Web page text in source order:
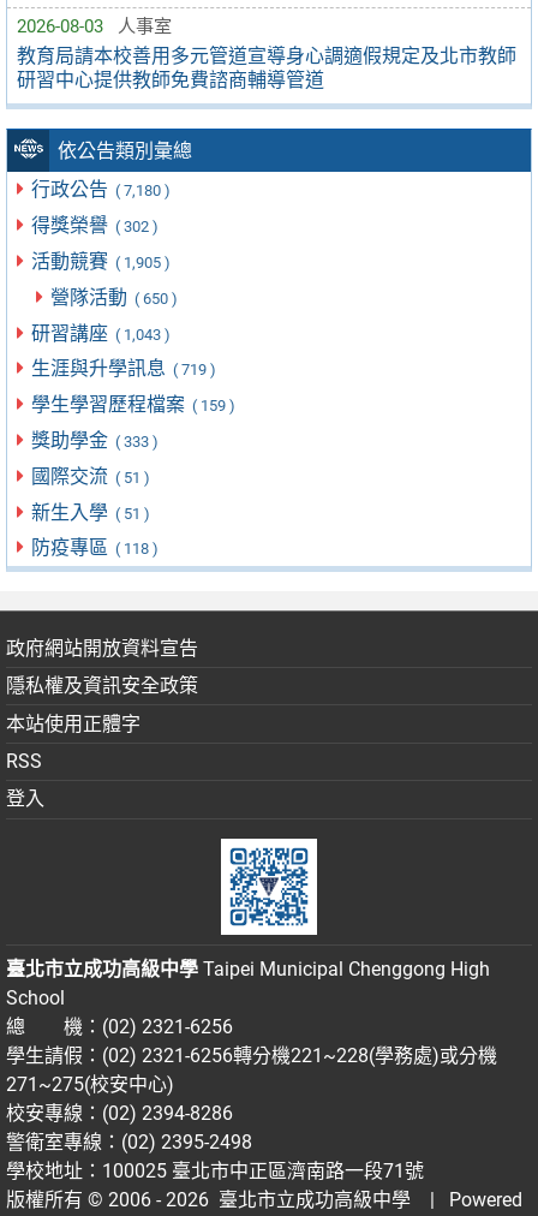
2026-08-03 人事室
教育局請本校善用多元管道宣導身心調適假規定及北市教師
研習中心提供教師免費諮商輔導管道
依公告類別彙總
行政公告 ( 7,180 )
得獎榮譽 ( 302 )
活動競賽 ( 1,905 )
營隊活動 ( 650 )
研習講座 ( 1,043 )
生涯與升學訊息 ( 719 )
學生學習歷程檔案 ( 159 )
獎助學金 ( 333 )
國際交流 ( 51 )
新生入學 ( 51 )
防疫專區 ( 118 )
政府網站開放資料宣告
隱私權及資訊安全政策
本站使用正體字
RSS
登入
臺北市立成功高級中學 Taipei Municipal Chenggong High
School
總 機：(02) 2321-6256
學生請假：(02) 2321-6256轉分機221~228(學務處)或分機
271~275(校安中心)
校安專線：(02) 2394-8286
警衛室專線：(02) 2395-2498
學校地址：100025 臺北市中正區濟南路一段71號
版權所有 © 2006 - 2026 臺北市立成功高級中學 | Powered